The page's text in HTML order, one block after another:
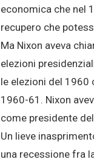
economica che nel
recupero che
Ma Nixon aveva
elezioni
le elezioni del 1960
1960-61. Nixon
come presidente
Un lieve
una recessione fra